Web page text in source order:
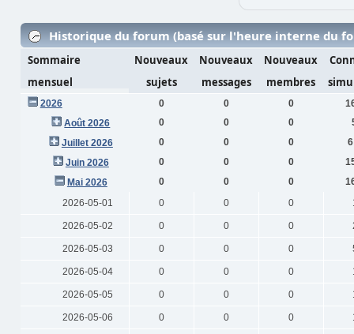
Historique du forum (basé sur l'heure interne du
Sommaire
mensuel
Nouveaux
sujets
Nouveaux
messages
Nouveaux
membres
2026 0 0 0
Août 2026
0 0 0
Juillet 2026
0 0 0
Juin 2026
0 0 0
Mai 2026
0 0 0
2026-05-01
0 0 0
2026-05-02 0 0 0
2026-05-03 0 0 0
2026-05-04 0 0 0
2026-05-05 0 0 0
2026-05-06 0 0 0